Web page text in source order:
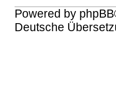
Powered by phpBB
Deutsche